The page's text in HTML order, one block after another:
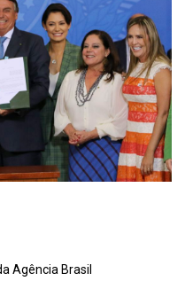
Agência Brasil